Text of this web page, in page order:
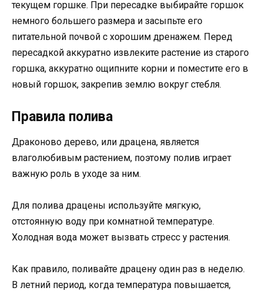
текущем горшке. При пересадке выбирайте горшок
немного большего размера и засыпьте его
питательной почвой с хорошим дренажем. Перед
пересадкой аккуратно извлеките растение из старого
горшка, аккуратно ощипните корни и поместите его в
новый горшок, закрепив землю вокруг стебля.
Правила полива
Драконово дерево, или драцена, является
влаголюбивым растением, поэтому полив играет
важную роль в уходе за ним.
Для полива драцены используйте мягкую,
отстоянную воду при комнатной температуре.
Холодная вода может вызвать стресс у растения.
Как правило, поливайте драцену один раз в неделю.
В летний период, когда температура повышается,